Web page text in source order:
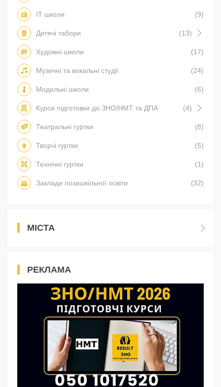
IT школи (9)
Дитячі табори (13)
Художні школи (17)
Музичні та вокальні студії (24)
Модельні школи (6)
Курси підготовки до ЗНО/НМТ та ДПА (4)
Театральні гуртки (8)
Творчі гуртки (5)
Технічні гуртки (1)
Заклади позашкільної освіти (32)
МІСТА
РЕКЛАМА